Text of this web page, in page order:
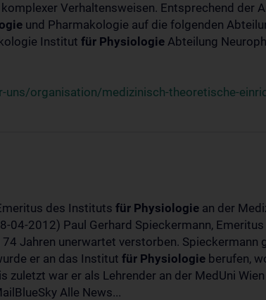
Verhaltensweisen. Entsprechend
und Pharmakologie auf die folgenden
Institut für Physiologie Abteilung
organisation/medizinisch-theoretische-
des Instituts für Physiologie an der
04-2012) Paul Gerhard Spieckermann,
Jahren unerwartet verstorben.
er an das Institut für Physiologie berufen,
war er als Lehrender an der MedUni
Alle News...